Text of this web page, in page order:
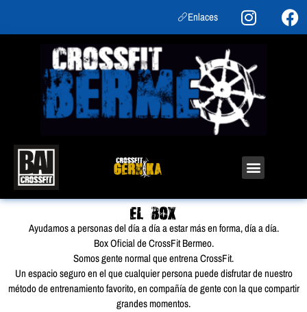
Enlaces
EL BOX
Ayudamos a personas del día a día a estar más en forma, día a día.
Box Oficial de CrossFit Bermeo.
Somos gente normal que entrena CrossFit.
Un espacio seguro en el que cualquier persona puede disfrutar de nuestro
método de entrenamiento favorito, en compañía de gente con la que compartir
grandes momentos.